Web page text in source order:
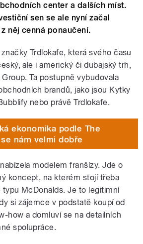
center a dalších míst.
sen se ale nyní začal
něj cenná ponaučení.
Trdlokafe, která svého času
ale i americký či dubajský trh,
Ta postupně vybudovala
brandů, jako jsou Kytky
nebo právě Trdlokafe.
ekonomika podle The
nám velmi dobře
modelem franšízy. Jde o
koncept, na kterém stojí třeba
McDonalds. Je to legitimní
si zájemce v podstatě koupí od
how a domluví se na detailních
spolupráce.